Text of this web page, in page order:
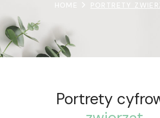
HOME PORTRETY
Portrety